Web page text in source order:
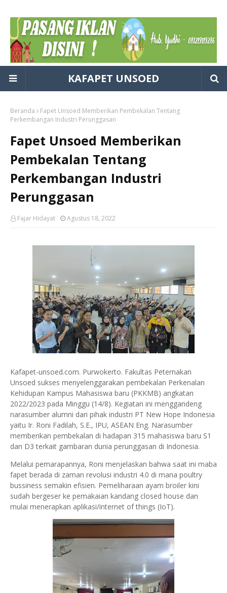
KAFAPET UNSOED
Beranda
Fapet Unsoed Memberikan Pembekalan Tentang
Perkembangan Industri Perunggasan
Fapet Unsoed Memberikan
Pembekalan Tentang
Perkembangan Industri
Perunggasan
Fajar Hidayat Agustus 18, 2022
Kafapet-unsoed.com. Purwokerto. Fakultas Peternakan
Unsoed sukses menyelenggarakan pembekalan Perkenalan
Kehidupan Kampus Mahasiswa baru (PKKMB) angkatan
2022/2023 pada Minggu (14/8). Kegiatan ini menggandeng
narasumber alumni dari pihak industri PT New Hope Indonesia
yaitu Ir. Roni Fadilah, S.E., IPU, ASEAN Eng. Narasumber
memberikan pembekalan di hadapan 315 mahasiswa baru S1
dan D3 terkait gambaran dunia perunggasan di Indonesia.
Melalui pemarapannya, Roni menjelaskan bahwa saat ini maba
fapet berada di zaman revolusi industri 4.0 di mana poultry
bussiness semakin efisien. Pemeliharaan ayam broiler kini
sudah bergeser ke pemakaian kandang closed house dan
mulai menerapkan aplikasi/internet of things (IoT).